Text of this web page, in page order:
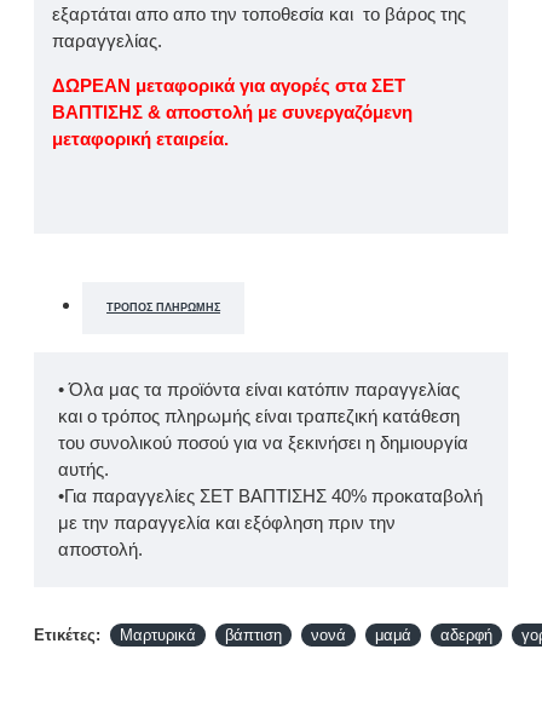
εξαρτάται απο απο την τοποθεσία και το βάρος της
παραγγελίας.
ΔΩΡΕΑΝ μεταφορικά για αγορές στα ΣΕΤ
ΒΑΠΤΙΣΗΣ & αποστολή με συνεργαζόμενη
μεταφορική εταιρεία.
ΤΡΌΠΟΣ ΠΛΗΡΩΜΉΣ
• Όλα μας τα προϊόντα είναι κατόπιν παραγγελίας
και ο τρόπος πληρωμής είναι τραπεζική κατάθεση
του συνολικού ποσού για να ξεκινήσει η δημιουργία
αυτής.
•Για παραγγελίες ΣΕΤ ΒΑΠΤΙΣΗΣ 40% προκαταβολή
με την παραγγελία και εξόφληση πριν την
αποστολή.
Ετικέτες: Μαρτυρικά βάπτιση νονά μαμά αδερφή